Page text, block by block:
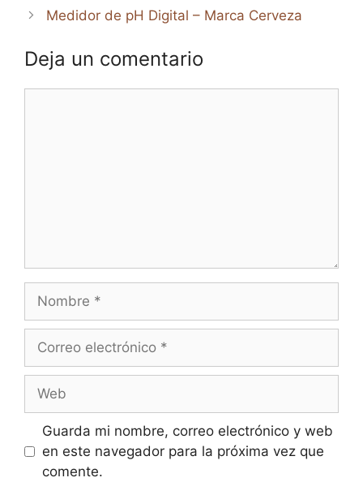
Medidor de pH Digital – Marca Cerveza
Deja un comentario
Nombre
Correo
Web
Guarda mi nombre, correo electrónico y web
en este navegador para la próxima vez que
comente.